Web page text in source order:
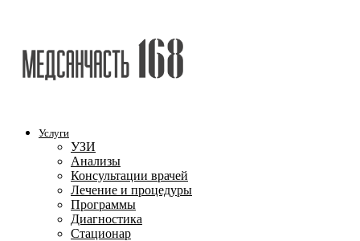
Услуги
УЗИ
Анализы
Консультации врачей
Лечение и процедуры
Программы
Диагностика
Стационар